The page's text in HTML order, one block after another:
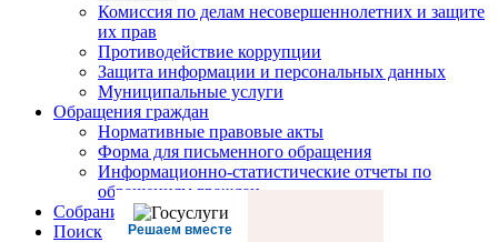
Комиссия по делам несовершеннолетних и защите
их прав
Противодействие коррупции
Защита информации и персональных данных
Муниципальные услуги
Обращения граждан
Нормативные правовые акты
Форма для письменного обращения
Информационно-статистические отчеты по
обращениям граждан
Собрание депутатов
Поиск
Решаем вместе